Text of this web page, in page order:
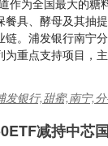
作为全国最大的糖
具、酵母及其抽
。浦发银行南宁
重点支持项目，
发银行,甜蜜,南宁,
减持中芯